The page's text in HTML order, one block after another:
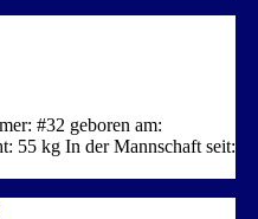
#32 geboren am:
55 kg In der Mannschaft seit: